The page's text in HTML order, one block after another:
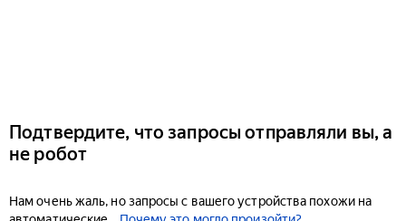
Подтвердите, что запросы отправляли вы, а
не робот
Нам очень жаль, но запросы с вашего устройства похожи на